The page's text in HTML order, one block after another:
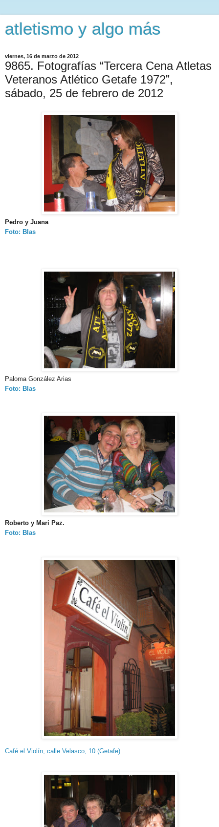
atletismo y algo más
viernes, 16 de marzo de 2012
9865. Fotografías “Tercera Cena Atletas
Veteranos Atlético Getafe 1972”,
sábado, 25 de febrero de 2012
Pedro y Juana
Foto: Blas
Paloma González Arias
Foto: Blas
Roberto y Mari Paz.
Foto: Blas
Café el Violín, calle Velasco, 10 (Getafe)